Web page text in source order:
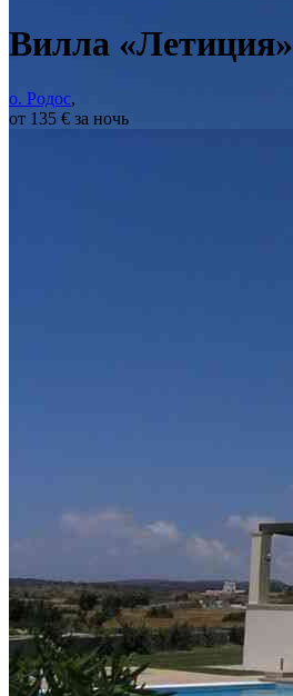
Вилла «Летиция»
о. Родос,
от 135 € за ночь